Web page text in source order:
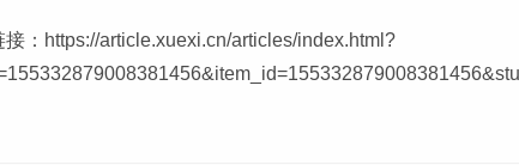
： https://article.xuexi.cn/articles/index.html?